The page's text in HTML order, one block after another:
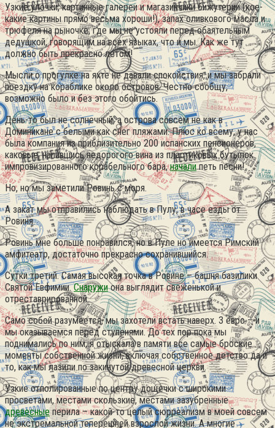
Узкие улочки, картинные галереи и магазинчики бижутерии (кое-
какие картины прямо весьма хороши!), запах оливкового масла и
трюфеля на рыночке, где мы не устояли перед обаятельным
дедушкой, говорящим на всех языках, что и мы. Как же тут
должно быть прекрасно летом!
Мысли о прогулке на яхте не давали спокойствия, и мы забрали
поездку на кораблике около островов. Честно сообщу,
возможно было и без этого обойтись.
День-то был не солнечный, а острова совсем не как в
Доминикане с белыми как снег пляжами. Плюс ко всему, у нас
была компания из приблизительно 200 испанских пенсионеров,
каковые, напившись недорогого вина из пластиковых бутылок
импровизированного корабельного бара,началипеть песни!
Но, но мы заметили Ровинь с моря.
А закат мы отправились наблюдать в Пулу, в часе езды от
Ровиня.
Ровинь мне больше понравился, но в Пуле но имеется Римский
амфитеатр, достаточно прекрасно сохранившийся.
Сутки третий. Самая высокая точка в Ровине – башня базилики
Святой Евфимии.Снаружиона выглядит свеженькой и
отреставрированной.
Само собой разумеется, мы захотели встать наверх. 3 евро – и
мы оказываемся перед ступенями. До тех пор пока мы
поднимались по ним, я отыскала в памяти все самые броские
моменты собственной жизни, включая собственное детство да и
то, как мы лазили по закинутой древесной церкви.
Узкие отполированные по центру дощечки с широкими
просветами, местами скользкие, местами зазубренные
древесныеперила – какой-то целый сюрреализм в моей совсем
не экстремальной теперешней взрослой жизни. А многие